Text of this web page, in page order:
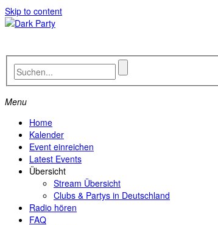
Skip to content
Menu
Home
Kalender
Event einreichen
Latest Events
Übersicht
Stream Übersicht
Clubs & Partys in Deutschland
Radio hören
FAQ